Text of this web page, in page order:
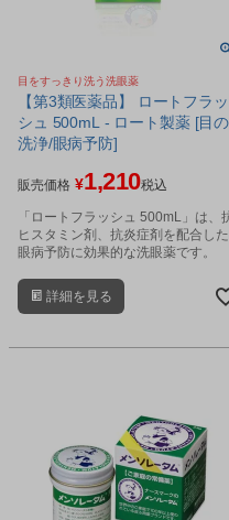
目をすっきり洗う洗眼薬
【第3類医薬品】 ロートフラッ
シュ 500mL - ロート製薬 [目の
洗浄/眼病予防]
販売価格 ¥1,210税込
「ロートフラッシュ 500mL」は、抗
ヒスタミン剤、抗炎症剤を配合した
眼病予防に効果的な洗眼薬です。
詳細を見る